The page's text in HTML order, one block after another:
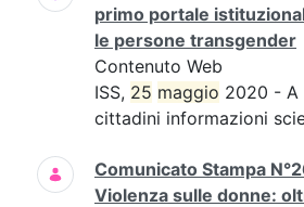
primo portale
le persone transgender
Contenuto Web
ISS, 25 maggio 2020 - A
cittadini informazioni
Comunicato Stampa
Violenza sulle donne: